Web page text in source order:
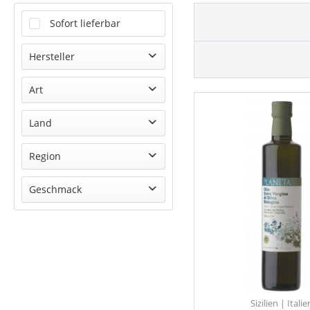
Sofort lieferbar
Hersteller
Art
Öl
Land
Italien
Region
Sizilien
Geschmack
Sizilien |